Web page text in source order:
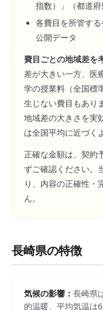
指数）」（都道府
各費目を所管す
公開データ
費目ごとの地域差を
差が大きい一方、医
学の授業料（全国標
生じない費目もあり
地域差の大きさを実
は全国平均に近づく
正確な金額は、契約
ずご確認ください。
り、内容の正確性・
ん。
長崎県の特徴
気候の影響： 長崎県
的温暖、平均気温は